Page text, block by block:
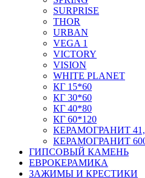
SURPRISE
THOR
URBAN
VEGA 1
VICTORY
VISION
WHITE PLANET
КГ 15*60
КГ 30*60
КГ 40*80
КГ 60*120
КЕРАМОГРАНИТ
КЕРАМОГРАНИТ
ГИПСОВЫЙ КАМЕНЬ
ЕВРОКЕРАМИКА
ЗАЖИМЫ И КРЕСТИКИ